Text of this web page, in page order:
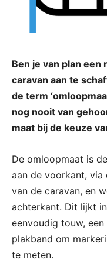
Ben je van plan
caravan aan te
de term
nog nooit van
maat bij de keuze
De omloopmaat is
aan de voorkant,
van de caravan, en
achterkant. Dit lijkt
eenvoudig touw,
plakband om
te meten.